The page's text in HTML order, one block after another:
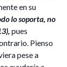
en su
lo soporta, no
pues
Pienso
pese a